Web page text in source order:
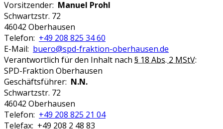
Vorsitzender: Manuel Prohl
Schwartzstr. 72
46042 Oberhausen
Telefon: +49 208 825 34 60
E-Mail: buero@spd-fraktion-oberhausen.de
Verantwortlich für den Inhalt nach § 18 Abs. 2 MStV:
SPD-Fraktion Oberhausen
Geschäftsführer: N.N.
Schwartzstr. 72
46042 Oberhausen
Telefon: +49 208 825 21 04
Telefax: +49 208 2 48 83